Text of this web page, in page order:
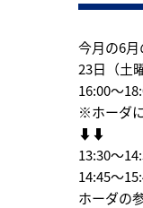
今月の6月
23日（土
16:00〜
※ホーダ
⬇︎⬇︎
13:30〜
14:45〜
ホーダの